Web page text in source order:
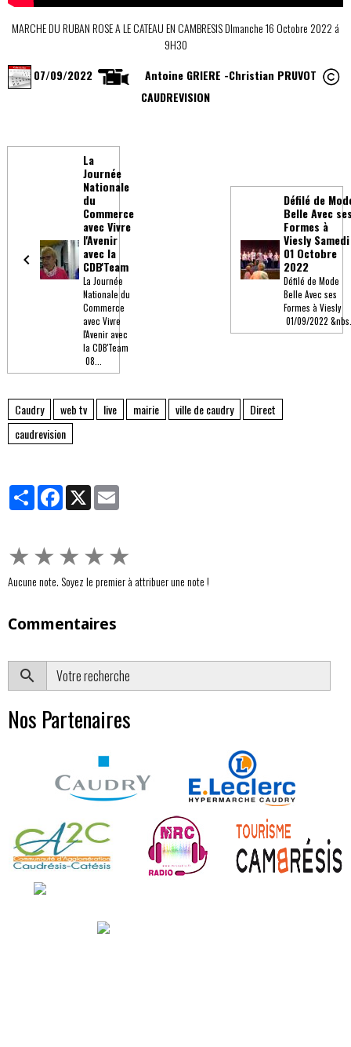
MARCHE DU RUBAN ROSE A LE CATEAU EN CAMBRESIS DImanche 16 Octobre 2022 á
9H30
07/09/2022
Antoine GRIERE -Christian PRUVOT
CAUDREVISION
La
Journée
Nationale
du
Commerce
avec Vivre
l'Avenir
avec la
CDB'Team
La Journée
Nationale du
Commerce
avec Vivre
l'Avenir avec
la CDB'Team
08...
Défilé de
Belle Avec
Formes à
Viesly Samedi
01 Octobre
2022
Défilé de Mode
Belle Avec ses
Formes à Viesly
01/09/2022
Caudry web tv live mairie ville de caudry
Direct
caudrevision
PartagerFacebook
X
★★★★★
Aucune note. Soyez le premier à attribuer une note !
Commentaires
Nos Partenaires